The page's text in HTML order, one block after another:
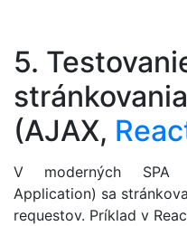
5.
(AJAX,
V moderných SPA
Application) sa
requestov. Príklad v